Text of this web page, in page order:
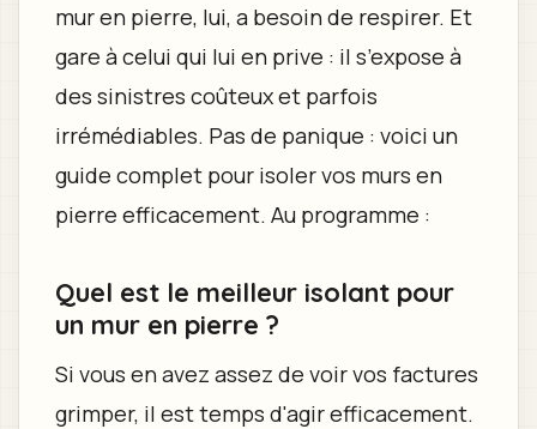
mur en pierre, lui, a besoin de respirer. Et
gare à celui qui lui en prive : il s’expose à
des sinistres coûteux et parfois
irrémédiables. Pas de panique : voici un
guide complet pour isoler vos murs en
pierre efficacement. Au programme :
Quel est le meilleur isolant pour
un mur en pierre ?
Si vous en avez assez de voir vos factures
grimper, il est temps d'agir efficacement.